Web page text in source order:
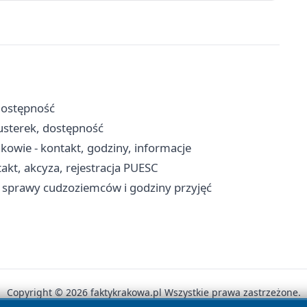
dostępność
- kontakt, godziny, informacje
akcyza, rejestracja PUESC
cudzoziemców i godziny przyjęć
Copyright © 2026 faktykrakowa.pl Wszystkie prawa zastrzeżone.